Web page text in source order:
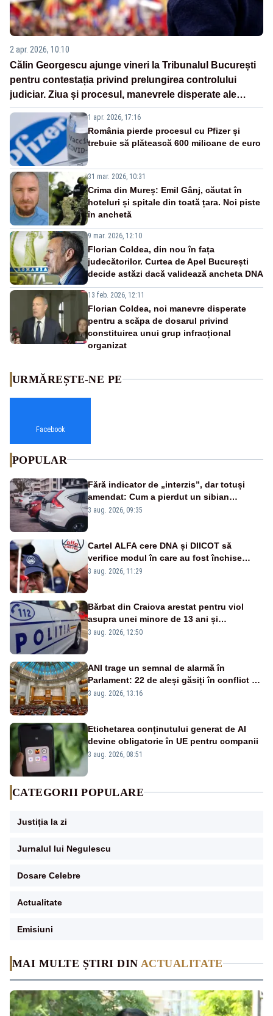
2 apr. 2026, 10:10
Călin Georgescu ajunge vineri la Tribunalul București
pentru contestația privind prelungirea controlului
judiciar. Ziua și procesul, manevrele disperate ale
Sistemului
1 apr. 2026, 17:16
România pierde procesul cu Pfizer și
trebuie să plătească 600 milioane de euro
31 mar. 2026, 10:31
Crima din Mureș: Emil Gânj, căutat în
hoteluri și spitale din toată țara. Noi piste
în anchetă
9 mar. 2026, 12:10
Florian Coldea, din nou în fața
judecătorilor. Curtea de Apel București
decide astăzi dacă validează ancheta DNA
13 feb. 2026, 12:11
Florian Coldea, noi manevre disperate
pentru a scăpa de dosarul privind
constituirea unui grup infracțional
organizat
MAI MULTE ȘTIRI DIN ACTUALITATE
URMĂREȘTE-NE PE
Facebook
POPULAR
Fără indicator de „interzis”, dar totuși
amendat: Cum a pierdut un sibian
procesul pentru o parcare în centrul
3 aug. 2026, 09:35
Cartel ALFA cere DNA și DIICOT să
verifice modul în care au fost închise
centralele pe cărbune
3 aug. 2026, 11:29
Bărbat din Craiova arestat pentru viol
asupra unei minore de 13 ani și
pornografie infantilă
3 aug. 2026, 12:50
ANI trage un semnal de alarmă în
Parlament: 22 de aleși găsiți în conflict de
interese au rămas în funcții
3 aug. 2026, 13:16
Etichetarea conținutului generat de AI
devine obligatorie în UE pentru companii
3 aug. 2026, 08:51
CATEGORII POPULARE
Justiția la zi
Jurnalul lui Negulescu
Dosare Celebre
Actualitate
Emisiuni